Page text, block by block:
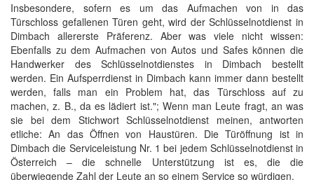
Insbesondere, sofern es um das Aufmachen von in das
Türschloss gefallenen Türen geht, wird der Schlüsselnotdienst in
Dimbach allererste Präferenz. Aber was viele nicht wissen:
Ebenfalls zu dem Aufmachen von Autos und Safes können die
Handwerker des Schlüsselnotdienstes in Dimbach bestellt
werden. Ein Aufsperrdienst in Dimbach kann immer dann bestellt
werden, falls man ein Problem hat, das Türschloss auf zu
machen, z. B., da es lädiert ist."; Wenn man Leute fragt, an was
sie bei dem Stichwort Schlüsselnotdienst meinen, antworten
etliche: An das Öffnen von Haustüren. Die Türöffnung ist in
Dimbach die Serviceleistung Nr. 1 bei jedem Schlüsselnotdienst in
Österreich – die schnelle Unterstützung ist es, die die
überwiegende Zahl der Leute an so einem Service so würdigen.